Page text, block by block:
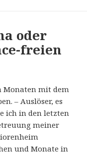
oder
freien
Monaten mit dem
– Auslöser, es
ich in den letzten
meiner
und Monate in